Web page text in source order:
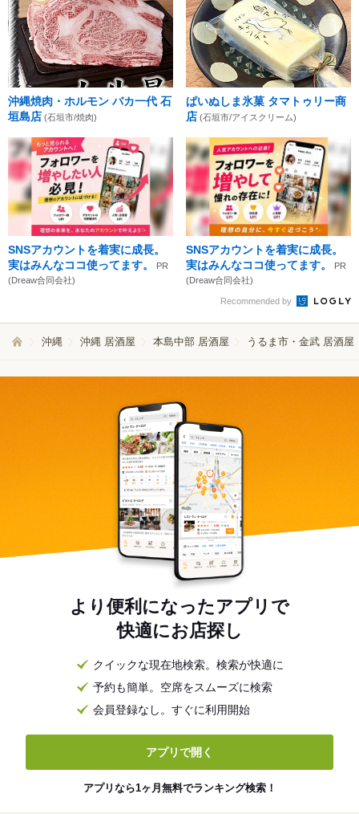
沖縄焼肉・ホルモン バカ一代 石
垣島店 (石垣市/焼肉)
ぱいぬしま氷菓 タマトゥリー商
店 (石垣市/アイスクリーム)
SNSアカウントを着実に成長。
実はみんなココ使ってます。
PR
(Dreaw合同会社)
SNSアカウントを着実に成長。
実はみんなココ使ってます。
PR
(Dreaw合同会社)
Recommended by
沖縄 沖縄 居酒屋 本島中部 居酒屋 うるま市・金武 居酒屋
より便利になったアプリで
快適にお店探し
クイックな現在地検索。検索が快適に
予約も簡単。空席をスムーズに検索
会員登録なし。すぐに利用開始
アプリで開く
アプリなら1ヶ月無料でランキング検索！